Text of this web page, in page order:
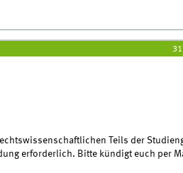
Teils der
erforderlich. Bitte kündigt euch per